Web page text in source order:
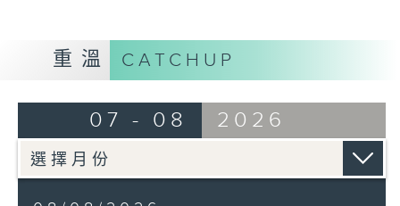
重溫 CATCHUP
07 - 08 2026